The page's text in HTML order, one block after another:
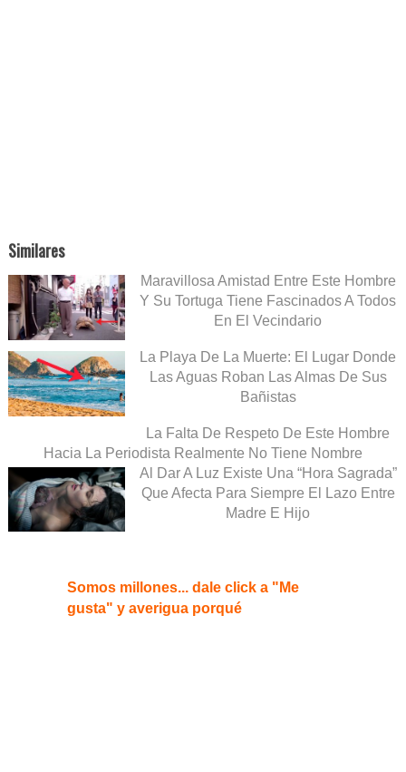
Similares
Maravillosa Amistad Entre Este Hombre
Y Su Tortuga Tiene Fascinados A Todos
En El Vecindario
La Playa De La Muerte: El Lugar Donde
Las Aguas Roban Las Almas De Sus
Bañistas
La Falta De Respeto De Este Hombre
Hacia La Periodista Realmente No Tiene Nombre
Al Dar A Luz Existe Una “Hora Sagrada”
Que Afecta Para Siempre El Lazo Entre
Madre E Hijo
Somos millones... dale click a "Me
gusta" y averigua porqué